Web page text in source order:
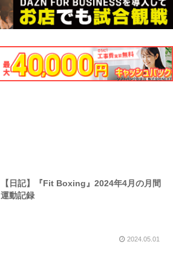
【日記】『Fit Boxing』2024年4月の月間
運動記録
2024.05.01